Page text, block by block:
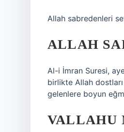
Allah sabredenleri
ALLAH
Al-i İmran Suresi,
birlikte Allah
gelenlere boyun
VALLAHU